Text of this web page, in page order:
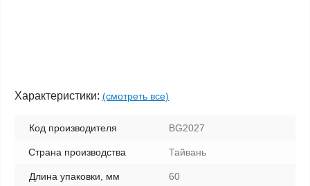
Характеристики: (смотреть все)
Код производителя BG2027
Страна производства Тайвань
Длина упаковки, мм 60